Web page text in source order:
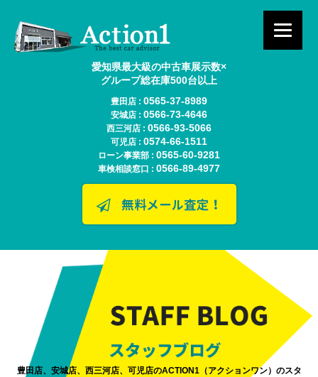
愛知県最大級の中古車展示数×
グループ総在庫500台以上
豊田店 : 0565-37-8989
安城店 : 0566-73-4646
西三河店 : 0566-93-5066
可児店 : 0574-66-1511
ローン事業部 : 0565-60-9281
車検相談窓口 : 0566-89-4977
豊田店、安城店、西三河店、可児店のACTION1（アクションワン）のスタ